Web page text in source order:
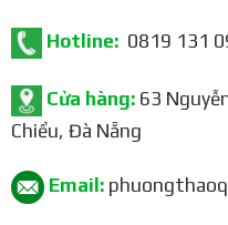
Hotline:0819 131
Cửa hàng:63
Chiểu, Đà Nẵng
Email: